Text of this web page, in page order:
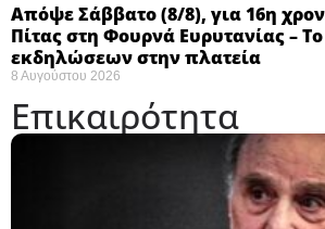
Απόψε Σάββατο (8/8), για 16η
Πίτας στη Φουρνά Ευρυτανίας –
εκδηλώσεων στην πλατεία
8 Αυγούστου 2026
Επικαιρότητα